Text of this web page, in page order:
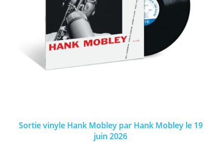
Sortie vinyle Hank Mobley par Hank Mobley le 19
juin 2026